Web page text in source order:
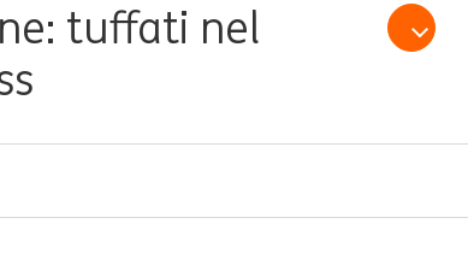
tuffati nel
Open /